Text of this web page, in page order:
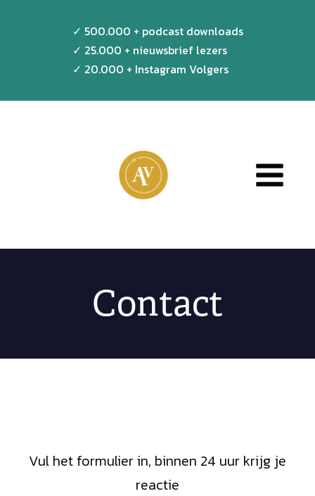
✓ 500.000 + podcast downloads
✓ 25.000 + nieuwsbrief lezers
✓ 20.000 + Instagram Volgers
Contact
Vul het formulier in, binnen 24 uur krijg je
reactie